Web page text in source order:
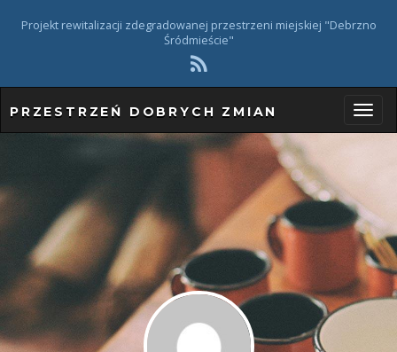
Projekt rewitalizacji zdegradowanej przestrzeni miejskiej "Debrzno
Śródmieście"
r
z
PRZESTRZEŃ DOBRYCH ZMIAN